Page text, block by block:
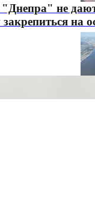
"Днепра" не
на